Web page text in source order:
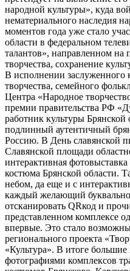
народной культуры», куда
нематериального наследия
моментов года уже стало
области в федеральном
талантов», направленном на
творчества, сохранение
В исполнении заслуженного
творчества, семейного
Центра «Народное
премии правительства РФ
работник культуры
подлинный аутентичный
Россию. В День славянской
Славянской площади
интерактивная
костюма Брянской области.
небом, да еще и с
каждый желающий
отсканировать QRкод и
представленном комплексе
впервые. Это стало
регионального проекта
«Культура». В итоге
фотографиями комплексов